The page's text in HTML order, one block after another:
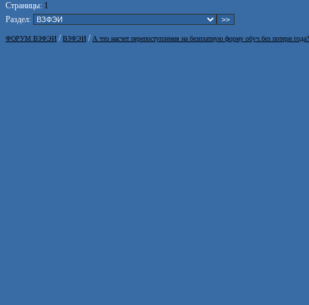
Страницы: 1
Раздел:
ФОРУМ ВЗФЭИ /ВЗФЭИ / А что насчет перепоступления на безплатную форму обуч.без потери года?